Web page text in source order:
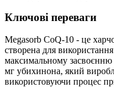
Ключові переваги
Megasorb CoQ-10 - це
створена для
максимальному засвоєнню
мг убихинона, який
використовуючи процес